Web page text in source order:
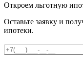
Откроем льготную
Оставьте заявку и
ипотеки.